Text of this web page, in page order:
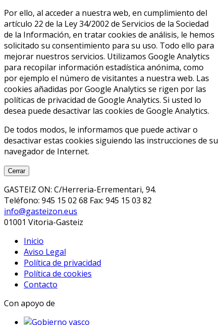
Por ello, al acceder a nuestra web, en cumplimiento del
artículo 22 de la Ley 34/2002 de Servicios de la Sociedad
de la Información, en tratar cookies de análisis, le hemos
solicitado su consentimiento para su uso. Todo ello para
mejorar nuestros servicios. Utilizamos Google Analytics
para recopilar información estadística anónima, como
por ejemplo el número de visitantes a nuestra web. Las
cookies añadidas por Google Analytics se rigen por las
políticas de privacidad de Google Analytics. Si usted lo
desea puede desactivar las cookies de Google Analytics.
De todos modos, le informamos que puede activar o
desactivar estas cookies siguiendo las instrucciones de su
navegador de Internet.
Cerrar
GASTEIZ ON: C/Herreria-Errementari, 94.
Teléfono: 945 15 02 68 Fax: 945 15 03 82
info@gasteizon.eus
01001 Vitoria-Gasteiz
Inicio
Aviso Legal
Política de privacidad
Política de cookies
Contacto
Con apoyo de